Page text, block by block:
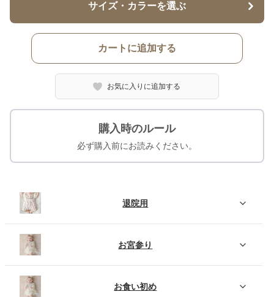
サイズ・カラーを選ぶ
カートに追加する
お気に入りに追加する
購入時のルール
必ず購入前にお読みください。
退院用
お宮参り
お食い初め